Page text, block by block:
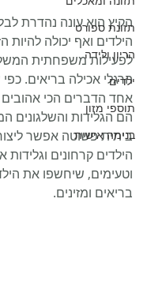
תזונת ספורט
הריון ולידה
ילדים
תוספי מזון
בנימה אישית
הקיץ הוא עונה נהדרת
הילדים ואף יכולה להיות
לפעילות משפחתית
הרגלי אכילה בריאים.
אחד הדברים הכי אהובים
הם הגלידות והשלגונים
ביתית פשוטה אפשר
הילדים קרחונים וגלידות
וטעימים, שיחשפו את
בריאים ומזינים.